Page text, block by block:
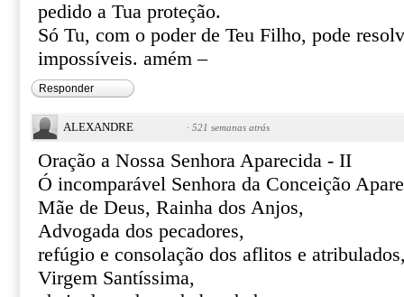
pedido a Tua proteção.
Só Tu, com o poder de Teu Filho, pode
impossíveis. amém –
Responder
ALEXANDRE · 521 semanas atrás
Oração a Nossa Senhora Aparecida - II
Ó incomparável Senhora da Conceição
Mãe de Deus, Rainha dos Anjos,
Advogada dos pecadores,
refúgio e consolação dos aflitos e
Virgem Santíssima,